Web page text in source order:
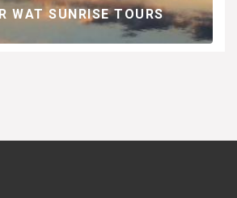
WAT SUNRISE TOURS